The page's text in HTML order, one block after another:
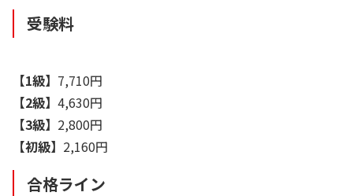
受験料
【1級】 7,710円
【2級】4,630円
【3級】 2,800円
【初級】 2,160円
合格ライン